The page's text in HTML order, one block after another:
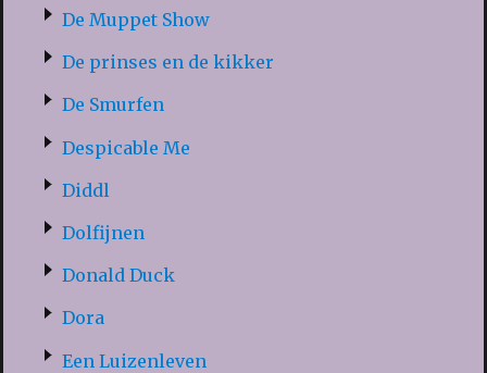
De Muppet Show
De prinses en de kikker
De Smurfen
Despicable Me
Diddl
Dolfijnen
Donald Duck
Dora
Een Luizenleven